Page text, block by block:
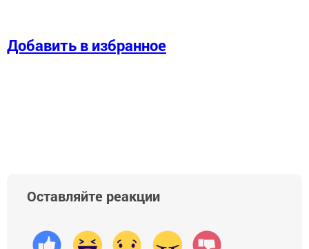
Добавить в избранное
Оставляйте реакции